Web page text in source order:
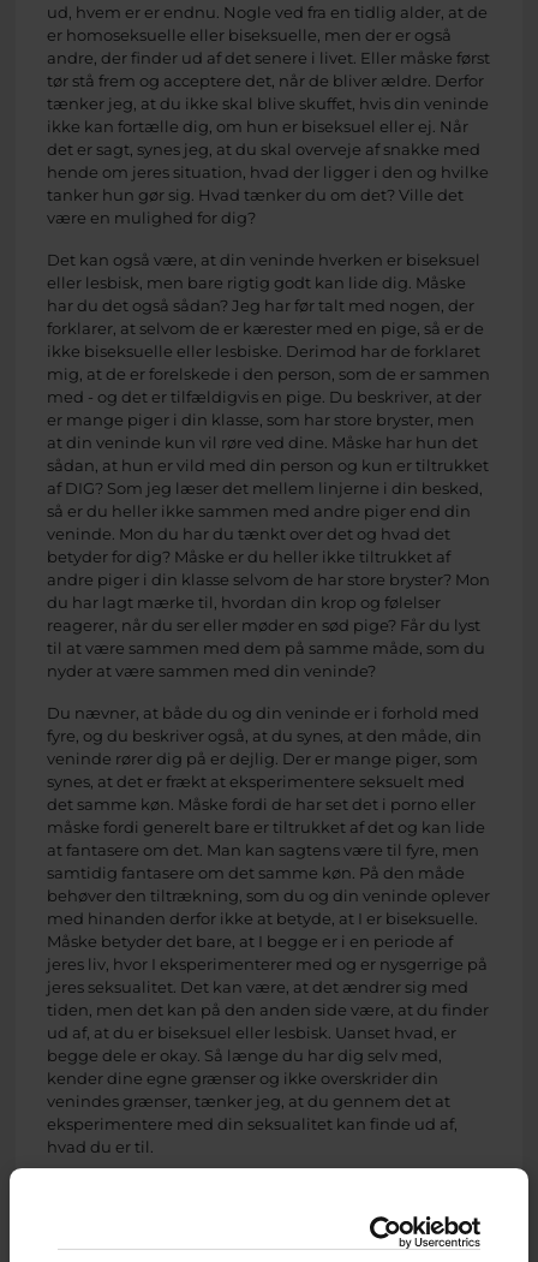
ud, hvem er er endnu. Nogle ved fra en tidlig alder, at de
er homoseksuelle eller biseksuelle, men der er også
andre, der finder ud af det senere i livet. Eller måske først
tør stå frem og acceptere det, når de bliver ældre. Derfor
tænker jeg, at du ikke skal blive skuffet, hvis din veninde
ikke kan fortælle dig, om hun er biseksuel eller ej. Når
det er sagt, synes jeg, at du skal overveje af snakke med
hende om jeres situation, hvad der ligger i den og hvilke
tanker hun gør sig. Hvad tænker du om det? Ville det
være en mulighed for dig?
Det kan også være, at din veninde hverken er biseksuel
eller lesbisk, men bare rigtig godt kan lide dig. Måske
har du det også sådan? Jeg har før talt med nogen, der
forklarer, at selvom de er kærester med en pige, så er de
ikke biseksuelle eller lesbiske. Derimod har de forklaret
mig, at de er forelskede i den person, som de er sammen
med - og det er tilfældigvis en pige. Du beskriver, at der
er mange piger i din klasse, som har store bryster, men
at din veninde kun vil røre ved dine. Måske har hun det
sådan, at hun er vild med din person og kun er tiltrukket
af DIG? Som jeg læser det mellem linjerne i din besked,
så er du heller ikke sammen med andre piger end din
veninde. Mon du har du tænkt over det og hvad det
betyder for dig? Måske er du heller ikke tiltrukket af
andre piger i din klasse selvom de har store bryster? Mon
du har lagt mærke til, hvordan din krop og følelser
reagerer, når du ser eller møder en sød pige? Får du lyst
til at være sammen med dem på samme måde, som du
nyder at være sammen med din veninde?
Du nævner, at både du og din veninde er i forhold med
fyre, og du beskriver også, at du synes, at den måde, din
veninde rører dig på er dejlig. Der er mange piger, som
synes, at det er frækt at eksperimentere seksuelt med
det samme køn. Måske fordi de har set det i porno eller
måske fordi generelt bare er tiltrukket af det og kan lide
at fantasere om det. Man kan sagtens være til fyre, men
samtidig fantasere om det samme køn. På den måde
behøver den tiltrækning, som du og din veninde oplever
med hinanden derfor ikke at betyde, at I er biseksuelle.
Måske betyder det bare, at I begge er i en periode af
jeres liv, hvor I eksperimenterer med og er nysgerrige på
jeres seksualitet. Det kan være, at det ændrer sig med
tiden, men det kan på den anden side være, at du finder
ud af, at du er biseksuel eller lesbisk. Uanset hvad, er
begge dele er okay. Så længe du har dig selv med,
kender dine egne grænser og ikke overskrider din
venindes grænser, tænker jeg, at du gennem det at
eksperimentere med din seksualitet kan finde ud af,
hvad du er til.
have sex med din veninde. I Danmark arbejder man
officielt med en aldersgrænse på 15 år ift., hvornår man